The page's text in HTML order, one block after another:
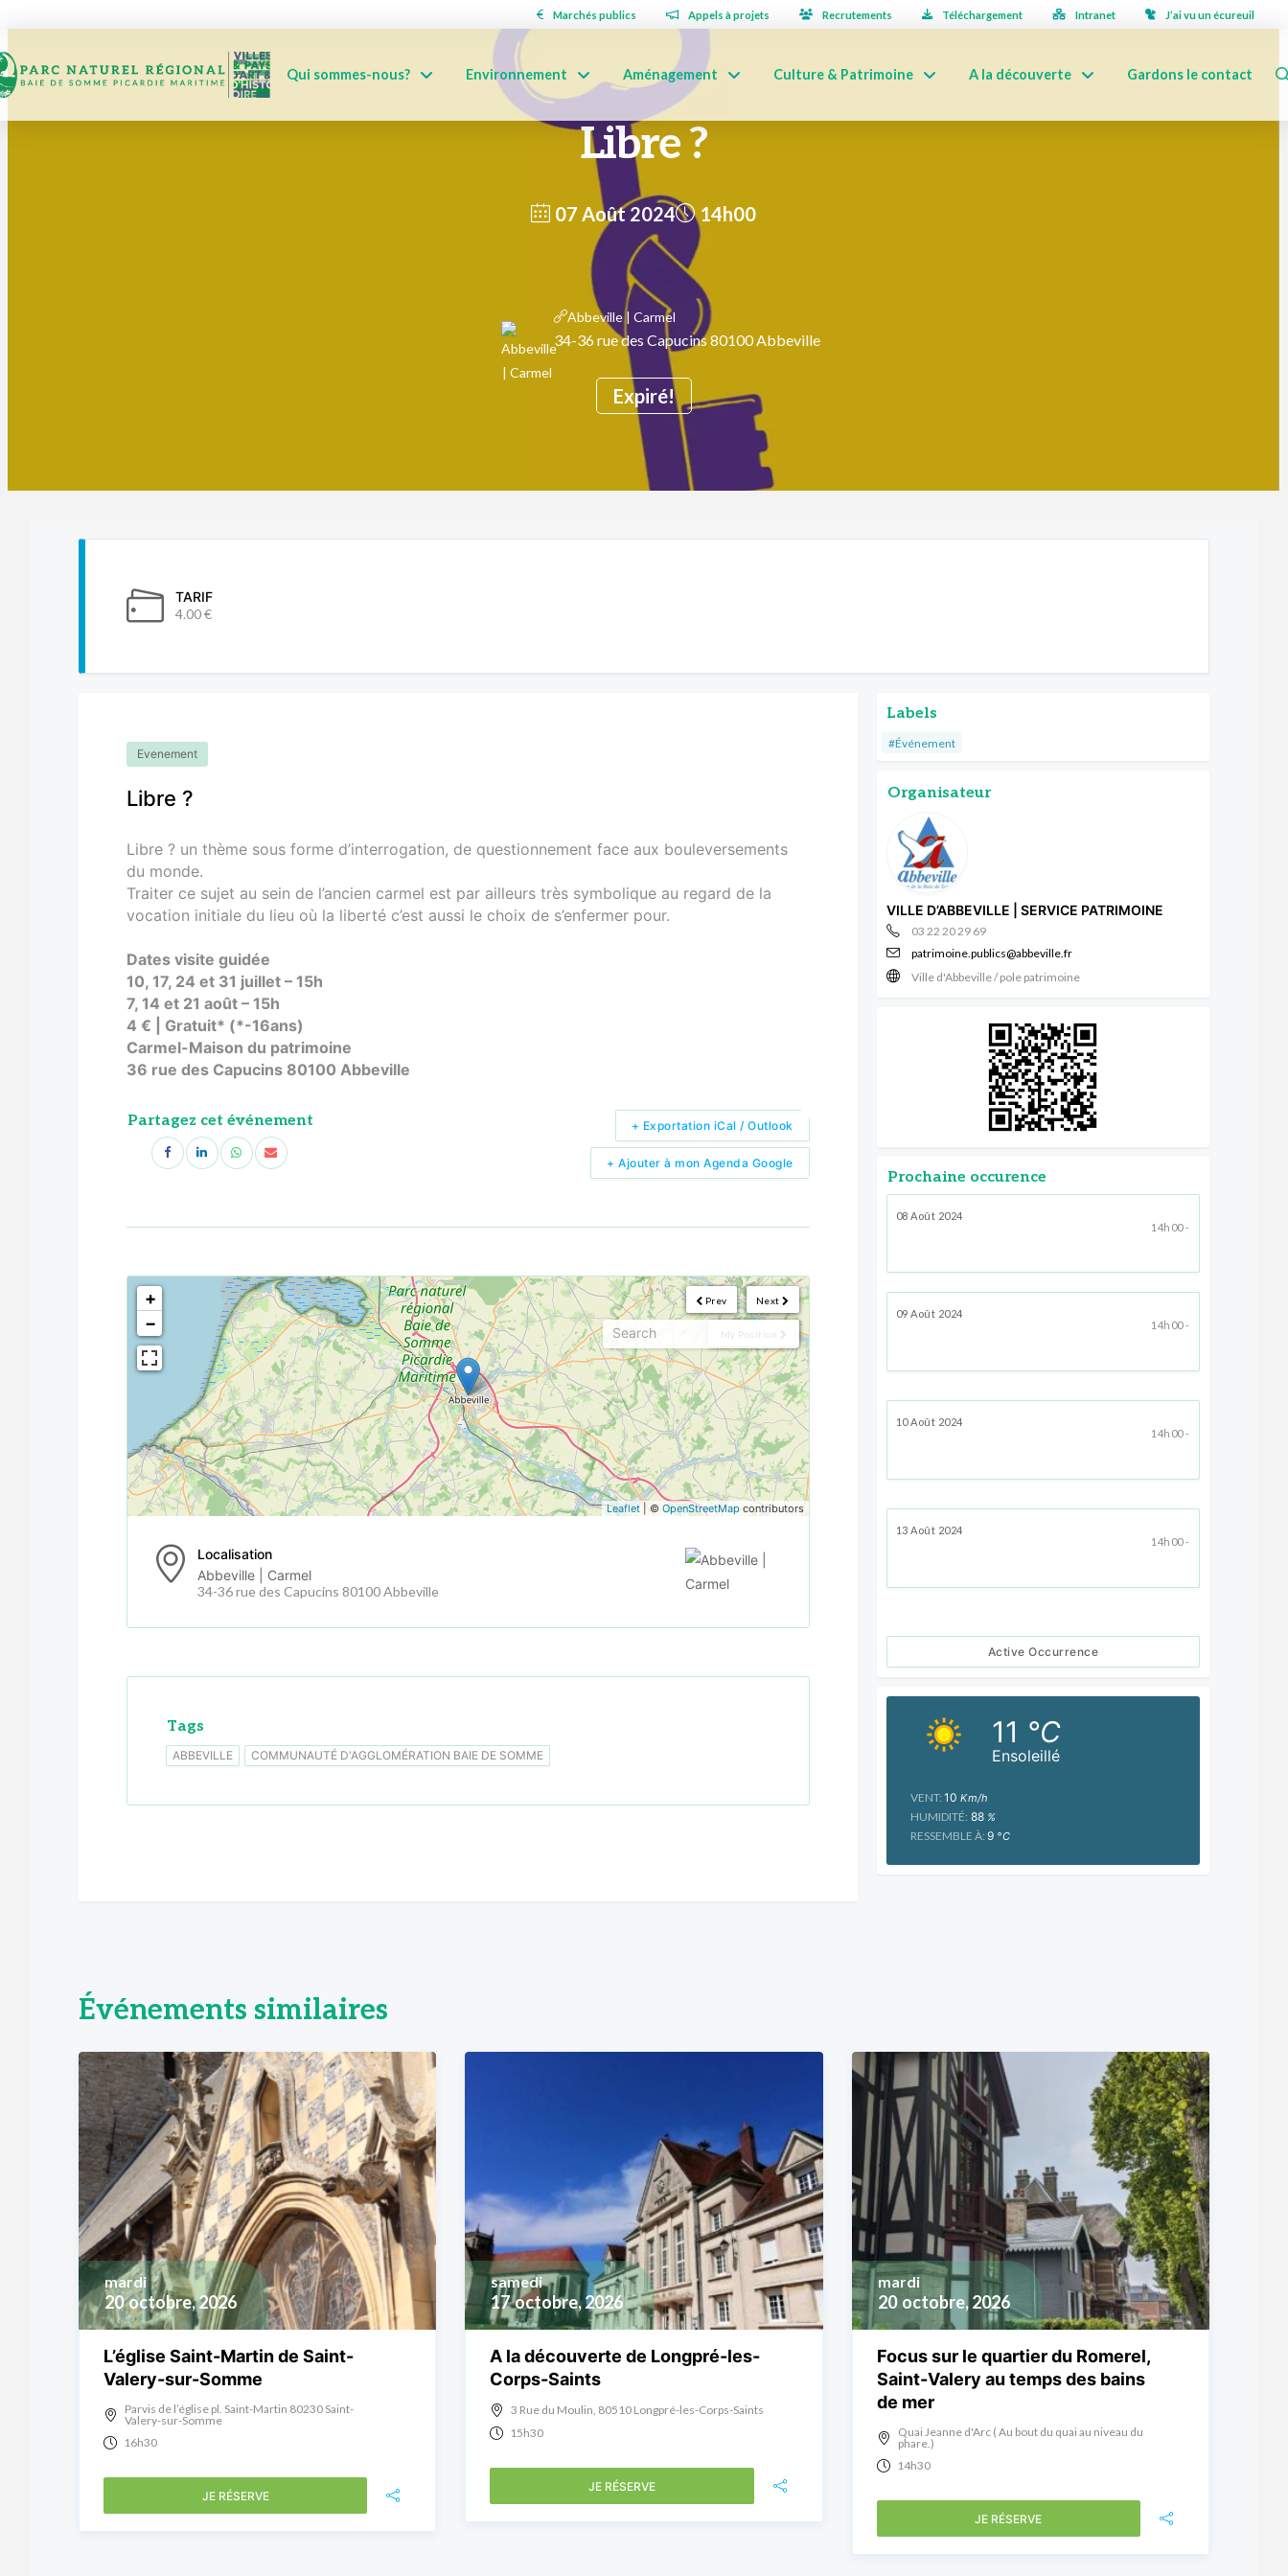
Marchés publics Appels à projets Recrutements Téléchargement Intranet J’ai vu un écureuil
Qui sommes-nous? Environnement Aménagement Culture & Patrimoine A la découverte Gardons le contact
Libre ?
07 Août 2024
Expiré!
14h00
Abbeville | Carmel
34-36 rue des Capucins 80100 Abbeville
TARIF
4.00 €
Evenement
Libre ?
Libre ? un thème sous forme d’interrogation, de questionnement face aux bouleversements
du monde.
Traiter ce sujet au sein de l’ancien carmel est par ailleurs très symbolique au regard de la
vocation initiale du lieu où la liberté c’est aussi le choix de s’enfermer pour.
Dates visite guidée
10, 17, 24 et 31 juillet – 15h
7, 14 et 21 août – 15h
4 € | Gratuit* (*-16ans)
Carmel-Maison du patrimoine
36 rue des Capucins 80100 Abbeville
Partagez cet événement
+ Ajouter à mon Agenda Google
+ Exportation iCal / Outlook
Next
Prev
My Position
<!---->
+
−
Leaflet| © OpenStreetMapcontributors
Localisation
Abbeville | Carmel
34-36 rue des Capucins 80100 Abbeville
Tags
ABBEVILLE COMMUNAUTÉ D'AGGLOMÉRATION BAIE DE SOMME
Labels
#Événement
Organisateur
VILLE D’ABBEVILLE | SERVICE PATRIMOINE
03 22 20 29 69
patrimoine.publics@abbeville.fr
Ville d'Abbeville / pole patrimoine
Prochaine occurence
08 Août 2024
14h00 -
09 Août 2024
14h00 -
10 Août 2024
14h00 -
13 Août 2024
14h00 -
Active Occurrence
Ensoleillé
11 °C
VENT: 10 Km/h
HUMIDITÉ: 88%
RESSEMBLE À: 9°C
Événements similaires
20 octobre, 2026
mardi
L’église Saint-Martin de Saint-
Valery-sur-Somme
Parvis de l’église pl. Saint-Martin 80230 Saint-
Valery-sur-Somme
16h30
JE RÉSERVE
17 octobre, 2026
samedi
A la découverte de Longpré-les-
Corps-Saints
3 Rue du Moulin, 80510 Longpré-les-Corps-Saints
15h30
JE RÉSERVE
20 octobre, 2026
mardi
Focus sur le quartier du Romerel,
Saint-Valery au temps des bains
de mer
Quai Jeanne d'Arc ( Au bout du quai au niveau du
phare.)
14h30
JE RÉSERVE